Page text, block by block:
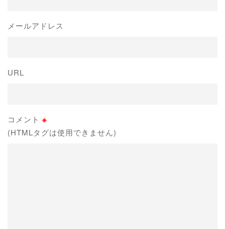
メールアドレス
URL
コメント ※
(HTMLタグは使用できません)